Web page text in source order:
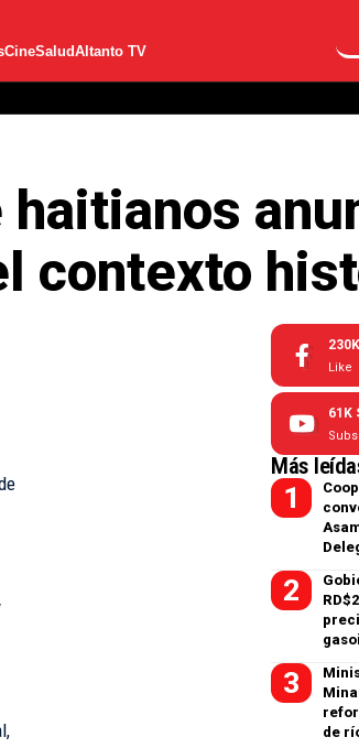
CineSaludAltanto TV
contexto
230K
Like
61K
Más
gasoil
de